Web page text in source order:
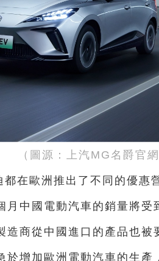
（圖源：上汽MG名爵官網
在歐洲推出了不同的優惠
月中國電動汽車的銷量將受
造商從中國進口的產品也被
增加歐洲電動汽車的生產